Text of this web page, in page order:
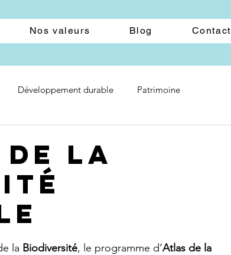
Nos valeurs Blog Contact
Développement durable Patrimoine
de la
la Biodiversité, le programme d’Atlas de la